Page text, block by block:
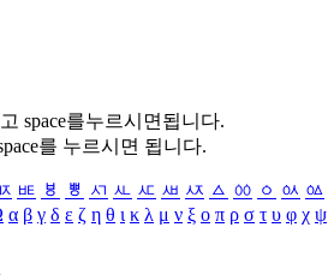
space를누르시면됩니다.
를 누르시면 됩니다.
ㅷ ㅸ ㅹ ㅺ ㅻ ㅼ ㅽ ㅾ ㅿ ㆀ ㆁ ㆂ ㆃ
α β γ δ ε ζ η θ ι κ λ μ ν ξ ο π ρ σ τ υ φ χ ψ